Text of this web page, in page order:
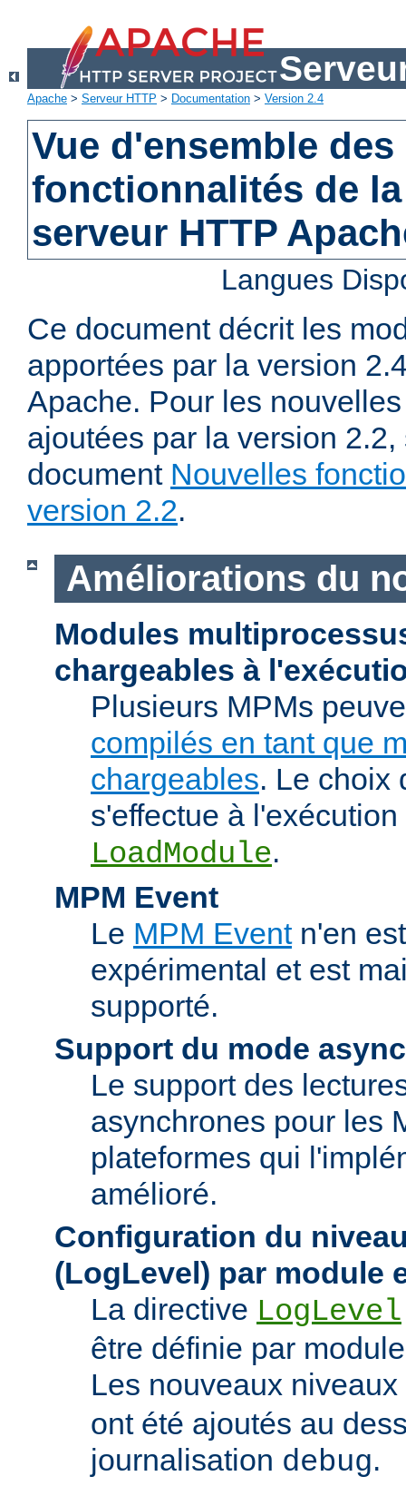
Apache > Serveur HTTP > Documentation > Version 2.4
Vue d'ensemble
fonctionnalités de
serveur HTTP
Langues
Ce document décrit les
apportées par la version
Apache. Pour les
ajoutées par la version 2.2,
document Nouvelles
version 2.2.
Améliorations du
Modules
chargeables à
Plusieurs MPMs
compilés en tant que
chargeables. Le choix
s'effectue à
LoadModule.
MPM Event
Le MPM Eventn'en
expérimental et est
supporté.
Support du mode
Le support des
asynchrones pour les
plateformes qui
amélioré.
Configuration du
(LogLevel) par module
La directive LogLevel
être définie par
Les nouveaux niveaux
ont été ajoutés au
journalisation debug.